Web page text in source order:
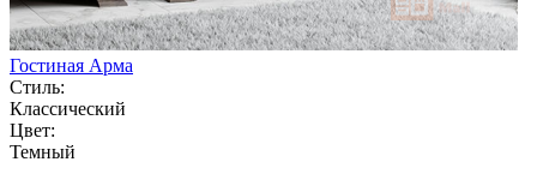
Гостиная Арма
Стиль:
Классический
Цвет:
Темный